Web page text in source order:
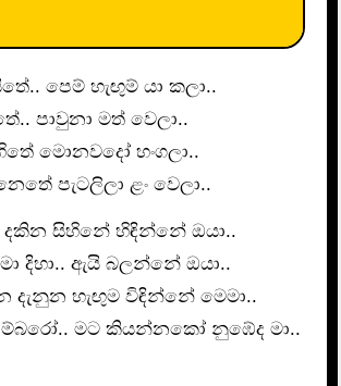
පෙම් හැඟුම් යා කලා..
පාවුනා මත් වෙලා..
මොනවදෝ හංගලා..
පැටලිලා ළං වෙලා..
සිහිනේ හිඳින්නේ ඔයා..
දිහා.. ඇයි බලන්නේ ඔයා..
දැනුන හැඟුම විඳින්නේ මෙමා..
මට කියන්නකෝ නුඹේද මා..